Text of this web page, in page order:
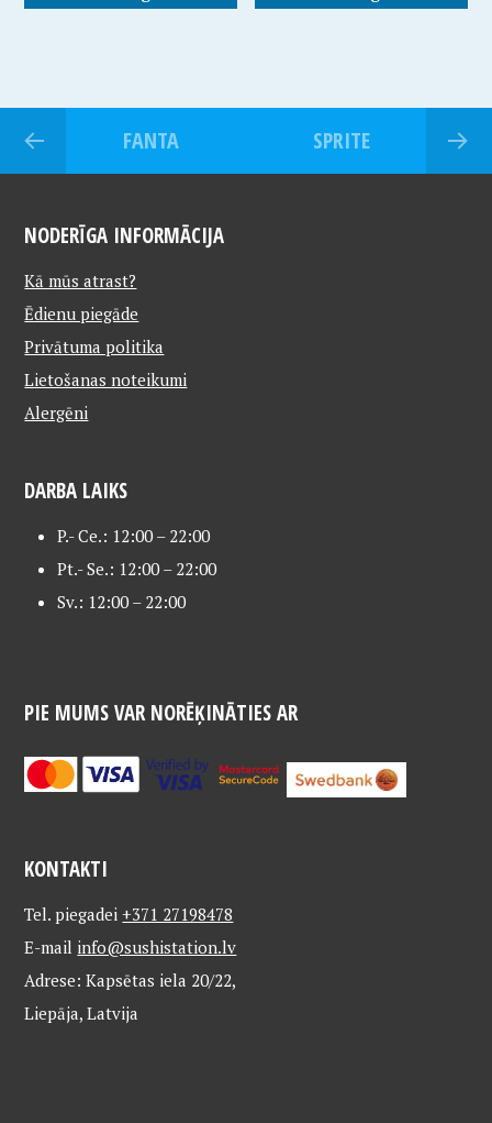
FANTA SPRITE
NODERĪGA INFORMĀCIJA
Kā mūs atrast?
Ēdienu piegāde
Privātuma politika
Lietošanas noteikumi
Alergēni
DARBA LAIKS
P.- Ce.: 12:00 – 22:00
Pt.- Se.: 12:00 – 22:00
Sv.: 12:00 – 22:00
PIE MUMS VAR NORĒĶINĀTIES AR
KONTAKTI
Tel. piegadei+371 27198478
E-mail info@sushistation.lv
Adrese: Kapsētas iela 20/22,
Liepāja, Latvija